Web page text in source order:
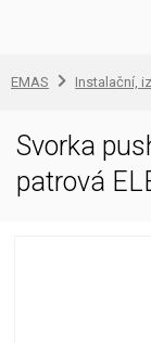
EMAS Instalační,
Svorka
patrová